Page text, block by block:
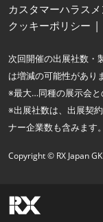
カスタマーハラス
クッキーポリシー
次回開催の出展社数・
は増減の可能性があり
※最大…同種の展示会と
※出展社数は、出展契
ナー企業数も含みます。
Copyright © RX Japan GK